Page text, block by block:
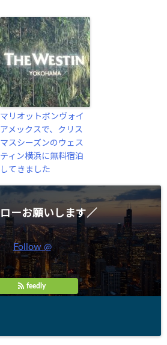
マリオットボンヴォイ
アメックスで、クリス
マスシーズンのウェス
ティン横浜に無料宿泊
してきました
ーお願いします／
Follow @
feedly